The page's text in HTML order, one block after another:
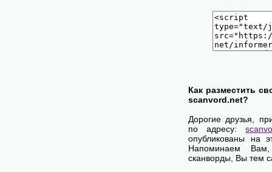
Как разместить
scanvord.net?
Дорогие друзья,
по адресу:
опубликованы на
Напоминаем
сканворды, Вы тем